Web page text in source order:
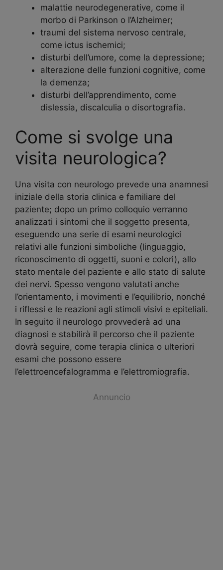
malattie neurodegenerative, come il
morbo di Parkinson o l’Alzheimer;
traumi del sistema nervoso centrale,
come ictus ischemici;
disturbi dell’umore, come la depressione;
alterazione delle funzioni cognitive, come
la demenza;
disturbi dell’apprendimento, come
dislessia, discalculia o disortografia.
Come si svolge una
visita neurologica?
Una visita con neurologo prevede una anamnesi
iniziale della storia clinica e familiare del
paziente; dopo un primo colloquio verranno
analizzati i sintomi che il soggetto presenta,
eseguendo una serie di esami neurologici
relativi alle funzioni simboliche (linguaggio,
riconoscimento di oggetti, suoni e colori), allo
stato mentale del paziente e allo stato di salute
dei nervi. Spesso vengono valutati anche
l’orientamento, i movimenti e l’equilibrio, nonché
i riflessi e le reazioni agli stimoli visivi e epiteliali.
In seguito il neurologo provvederà ad una
diagnosi e stabilirà il percorso che il paziente
dovrà seguire, come terapia clinica o ulteriori
esami che possono essere
l’elettroencefalogramma e l’elettromiografia.
Annuncio